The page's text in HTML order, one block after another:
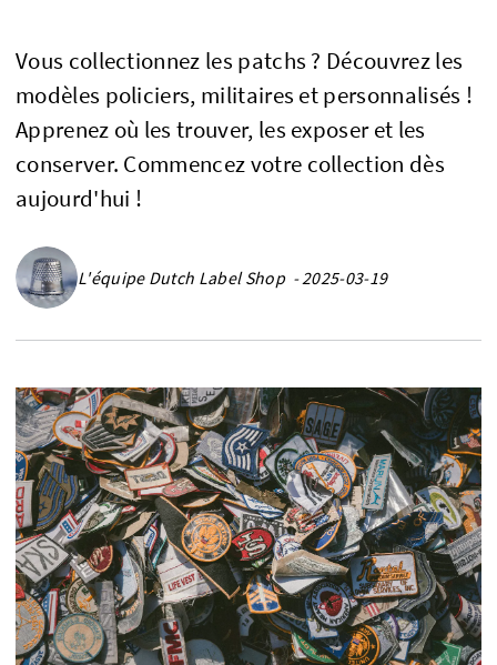
Vous collectionnez les patchs ? Découvrez les
modèles policiers, militaires et personnalisés !
Apprenez où les trouver, les exposer et les
conserver. Commencez votre collection dès
aujourd'hui !
L'équipe Dutch Label Shop - 2025-03-19